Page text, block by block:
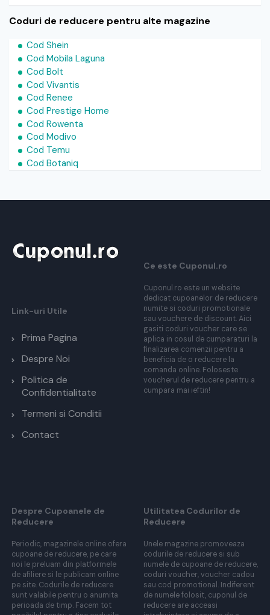
Coduri de reducere pentru alte magazine
Cod Shein
Cod Mobila Laguna
Cod Bolt
Cod Vivantis
Cod Renee
Cod Prestige Home
Cod Rowenta
Cod Modivo
Cod Temu
Cod Botaniq
Link-uri Utile
Prima Pagina
Despre Noi
Politica de
Confidentialitate
Termeni si Conditii
Contact
Ce este Cuponul.ro
Cuponul.ro este un website
dedicat cupoanelor de reducere
numite si coduri promotionale
sau vouchere de discount. Aici
gasiti coduri voucher care se
aplica in cosul de cumparaturi la
finalizarea comenzii pentru a
beneficia de o reducere la
comanda online. Foloseste
voucherul de reducere pentru a
cumpara mai ieftin!
Despre Cupoanele de
Reducere
Periodic, magazinele online ofera
cupoane de reducere, pe care
noi le preluam din platformele
de afiliere si le publicam online
pe site. Codurile de reducere
sunt valabile pentru o anumita
perioada de timp. Facem tot
Utilitatea Codurilor de
Reducere
Unele magazine promoveaza
codurile de reducere si sub
numele de cupoane de reducere,
coduri voucher, voucher cadou
sau cod promotional. Indiferent
de numele folosit, cuponul de
reducere are acceasi